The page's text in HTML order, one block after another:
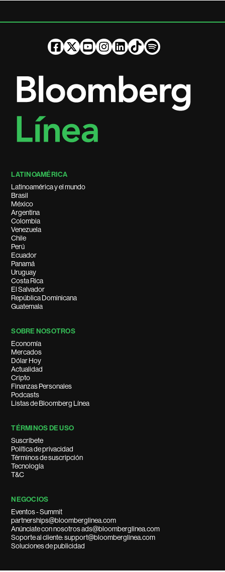
LATINOAMÉRICA
Latinoamérica y el mundo
Brasil
México
Argentina
Colombia
Venezuela
Chile
Perú
Ecuador
Panamá
Uruguay
Costa Rica
El Salvador
República Dominicana
Guatemala
SOBRE NOSOTROS
Economía
Mercados
Dólar Hoy
Actualidad
Cripto
Finanzas Personales
Podcasts
Listas de Bloomberg Línea
TÉRMINOS DE USO
Suscríbete
Política de privacidad
Términos de suscripción
Tecnología
T&C
NEGOCIOS
Eventos - Summit
partnerships@bloomberglinea.com
Anúnciate con nosotros ads@bloomberglinea.com
Soporte al cliente: support@bloomberglinea.com
Soluciones de publicidad